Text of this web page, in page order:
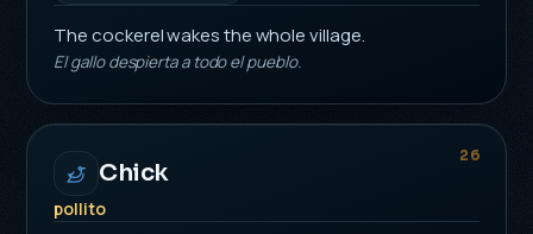
The cockerel wakes the whole village.
El gallo despierta a todo el pueblo.
26
Chick
pollito